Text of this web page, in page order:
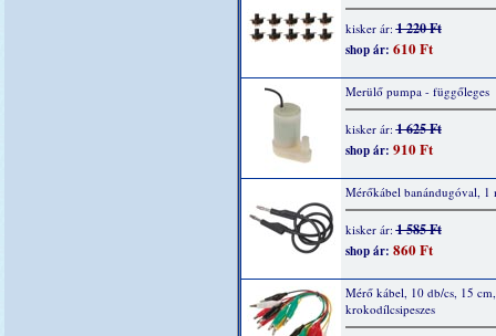
kisker ár:1 220 Ft
shop ár: 610 Ft
Merülő pumpa - függőleges
kisker ár:1 625 Ft
shop ár: 910 Ft
Mérőkábel banándugóval, 1
kisker ár:1 585 Ft
shop ár: 860 Ft
Mérő kábel, 10 db/cs, 15 cm,
krokodílcsipeszes